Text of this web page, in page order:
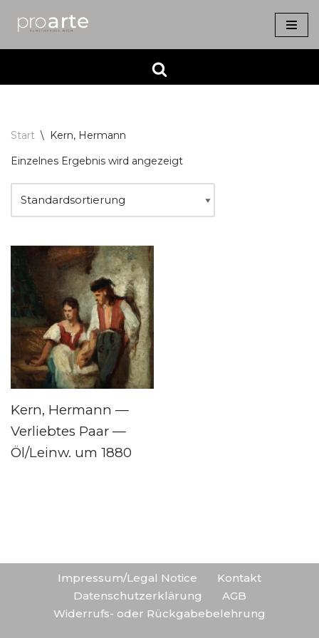
Start \
Kern, Hermann
Einzelnes Ergebnis wird angezeigt
Kern, Hermann —
Verliebtes Paar —
Öl/Leinw. um 1880
Impressum/Legal Notice
Kontakt
Datenschutzerklärung
AGB
Widerrufs- oder Rückgabebelehrung